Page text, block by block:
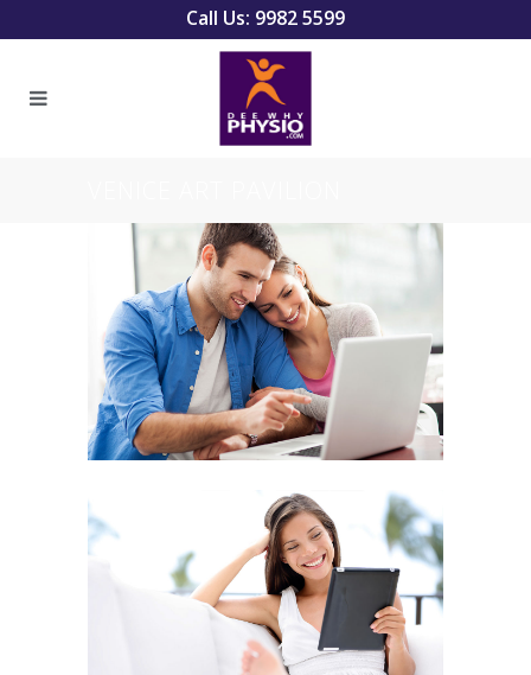
Call Us: 9982 5599